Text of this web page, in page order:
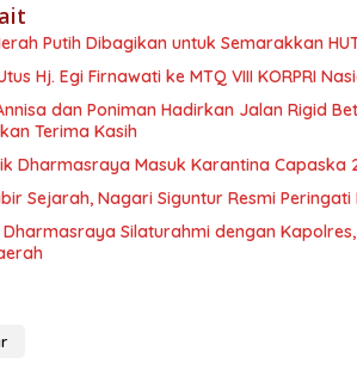
Putih Dibagikan untuk Semarakkan
Hj. Egi Firnawati ke MTQ VIII KORPRI
dan Poniman Hadirkan Jalan Rigid
Terima Kasih
Dharmasraya Masuk Karantina Capaska
Sejarah, Nagari Siguntur Resmi
Dharmasraya Silaturahmi dengan